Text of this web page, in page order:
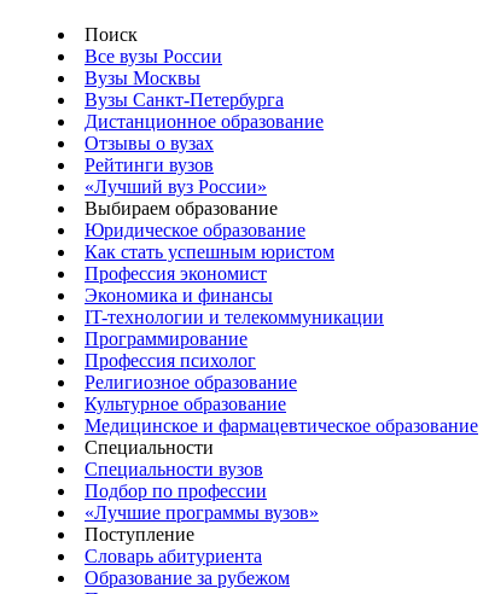
Поиск
Все вузы России
Вузы Москвы
Вузы Санкт-Петербурга
Дистанционное образование
Отзывы о вузах
Рейтинги вузов
«Лучший вуз России»
Выбираем образование
Юридическое образование
Как стать успешным юристом
Профессия экономист
Экономика и финансы
IT-технологии и телекоммуникации
Программирование
Профессия психолог
Религиозное образование
Культурное образование
Медицинское и фармацевтическое образование
Специальности
Специальности вузов
Подбор по профессии
«Лучшие программы вузов»
Поступление
Словарь абитуриента
Образование за рубежом